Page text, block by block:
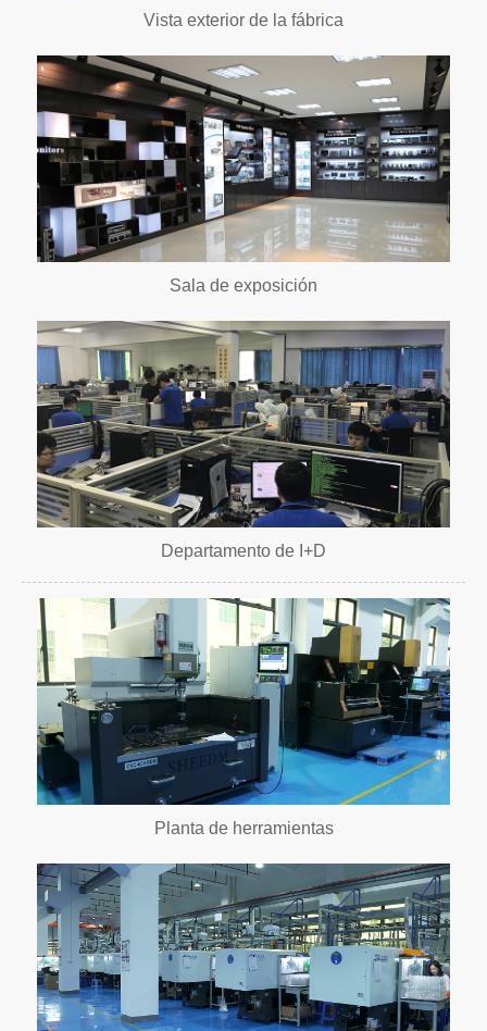
Vista exterior de la fábrica
Sala de exposición
Departamento de I+D
Planta de herramientas